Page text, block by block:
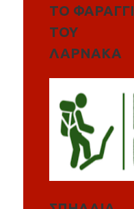
ΤΟ ΦΑΡΑΓΓΙ
ΤΟΥ
ΛΑΡΝΑΚΑ